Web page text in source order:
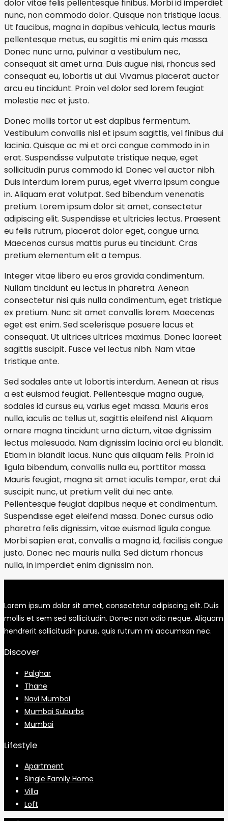
dolor vitae felis pellentesque finibus. Morbi id imperdiet
nunc, non commodo dolor. Quisque non tristique lacus.
Ut faucibus, magna in dapibus vehicula, lectus mauris
pellentesque metus, eu sagittis mi enim quis massa.
Donec nunc urna, pulvinar a vestibulum nec,
consequat sit amet urna. Duis augue nisi, rhoncus sed
consequat eu, lobortis ut dui. Vivamus placerat auctor
arcu eu tincidunt. Proin vel dolor sed lorem feugiat
molestie nec et justo.
Donec mollis tortor ut est dapibus fermentum.
Vestibulum convallis nisl et ipsum sagittis, vel finibus dui
lacinia. Quisque ac mi et orci congue commodo in in
erat. Suspendisse vulputate tristique neque, eget
sollicitudin purus commodo id. Donec vel auctor nibh.
Duis interdum lorem purus, eget viverra ipsum congue
in. Aliquam erat volutpat. Sed bibendum venenatis
pretium. Lorem ipsum dolor sit amet, consectetur
adipiscing elit. Suspendisse et ultricies lectus. Praesent
eu felis rutrum, placerat dolor eget, congue urna.
Maecenas cursus mattis purus eu tincidunt. Cras
pretium elementum elit a tempus.
Integer vitae libero eu eros gravida condimentum.
Nullam tincidunt eu lectus in pharetra. Aenean
consectetur nisi quis nulla condimentum, eget tristique
ex pretium. Nunc sit amet convallis lorem. Maecenas
eget est enim. Sed scelerisque posuere lacus et
consequat. Ut ultrices ultrices maximus. Donec laoreet
sagittis suscipit. Fusce vel lectus nibh. Nam vitae
tristique ante.
Sed sodales ante ut lobortis interdum. Aenean at risus
a est euismod feugiat. Pellentesque magna augue,
sodales id cursus eu, varius eget massa. Mauris eros
nulla, iaculis ac tellus ut, sagittis eleifend nisl. Aliquam
ornare magna tincidunt urna dictum, vitae dignissim
lectus malesuada. Nam dignissim lacinia orci eu blandit.
Etiam in blandit lacus. Nunc quis aliquam felis. Proin id
ligula bibendum, convallis nulla eu, porttitor massa.
Mauris feugiat, magna sit amet iaculis tempor, erat dui
suscipit nunc, ut pretium velit dui nec ante.
Pellentesque feugiat dapibus neque et condimentum.
Suspendisse eget eleifend massa. Donec cursus odio
pharetra felis dignissim, vitae euismod ligula congue.
Morbi sapien erat, convallis a magna id, facilisis congue
justo. Donec nec mauris nulla. Sed dictum rhoncus
nulla, in imperdiet enim dignissim non.
Lorem ipsum dolor sit amet, consectetur adipiscing elit. Duis
mollis et sem sed sollicitudin. Donec non odio neque. Aliquam
hendrerit sollicitudin purus, quis rutrum mi accumsan nec.
Discover
Palghar
Thane
Navi Mumbai
Mumbai Suburbs
Mumbai
Lifestyle
Apartment
Single Family Home
Villa
Loft